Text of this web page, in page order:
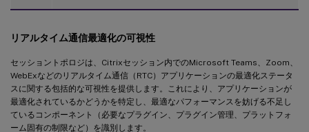
リアルタイム通信最適化の可視性
セッショントポロジは、Citrixセッション内でのMicrosoft Teams、Zoom、
WebExなどのリアルタイム通信（RTC）アプリケーションの最適化ステータ
スに関する包括的な可視性を提供します。これにより、アプリケーションが
最適化されているかどうかを特定し、最適なパフォーマンスを妨げる不足し
ているコンポーネント（必要なプラグイン、プラグイン管理、プラットフォ
ーム固有の制限など）を識別します。